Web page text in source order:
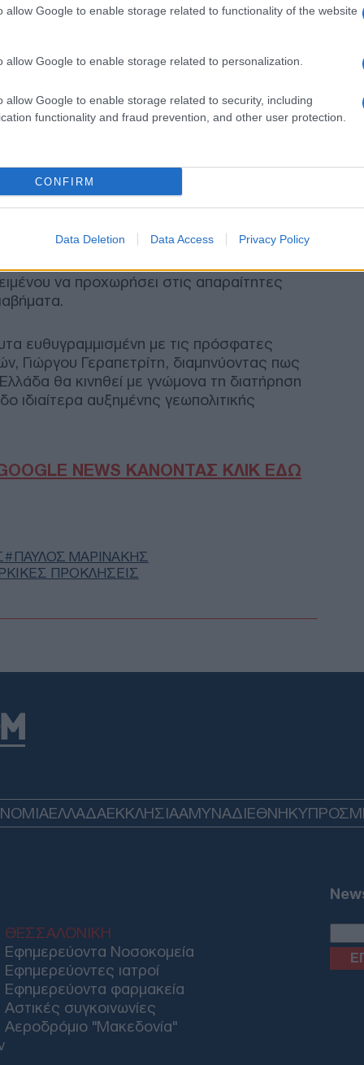
allow Google to enable storage related to functionality of the website
allow Google to enable storage related to personalization.
allow Google to enable storage related to security, including
functionality and fraud prevention, and other user protection.
CONFIRM
Data Deletion Data Access Privacy Policy
της Ελλάδας έχουν στέρεο αποτύπωμα και
ενέργειες γειτονικών χωρών. Ως
Θαλάσσιο Χωροταξικό σχεδιασμό, ο
όρια της χώρας με τη σφραγίδα της
συνεπής στον δρόμο της καλής γειτονίας,
των εθνικών συμφερόντων και στη
κινήσεις
στο Ιόνιο, η κυβέρνηση αναμένει την
να προχωρήσει στις απαραίτητες
ευθυγραμμισμένη με τις πρόσφατες
Γιώργου Γεραπετρίτη, διαμηνύοντας πως
θα κινηθεί με γνώμονα τη διατήρηση
ιδιαίτερα αυξημένης γεωπολιτικής
NEWS ΚΑΝΟΝΤΑΣ ΚΛΙΚ ΕΔΩ
ΠΑΥΛΟΣ ΜΑΡΙΝΑΚΗΣ
ΠΡΟΚΛΗΣΕΙΣ
ΕΛΛΑΔΑΕΚΚΛΗΣΙΑΑΜΥΝΑΔΙΕΘΝΗΚΥΠΡΟΣ
ΘΕΣΣΑΛΟΝΙΚΗ
Εφημερεύοντα Νοσοκομεία
Εφημερεύοντες ιατροί
Εφημερεύοντα φαρμακεία
Αστικές συγκοινωνίες
Αεροδρόμιο "Μακεδονία"